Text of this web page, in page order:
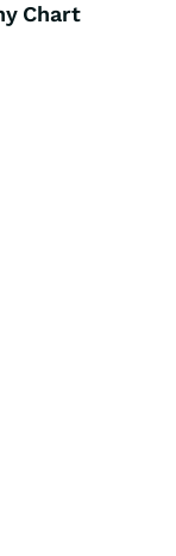
Chart